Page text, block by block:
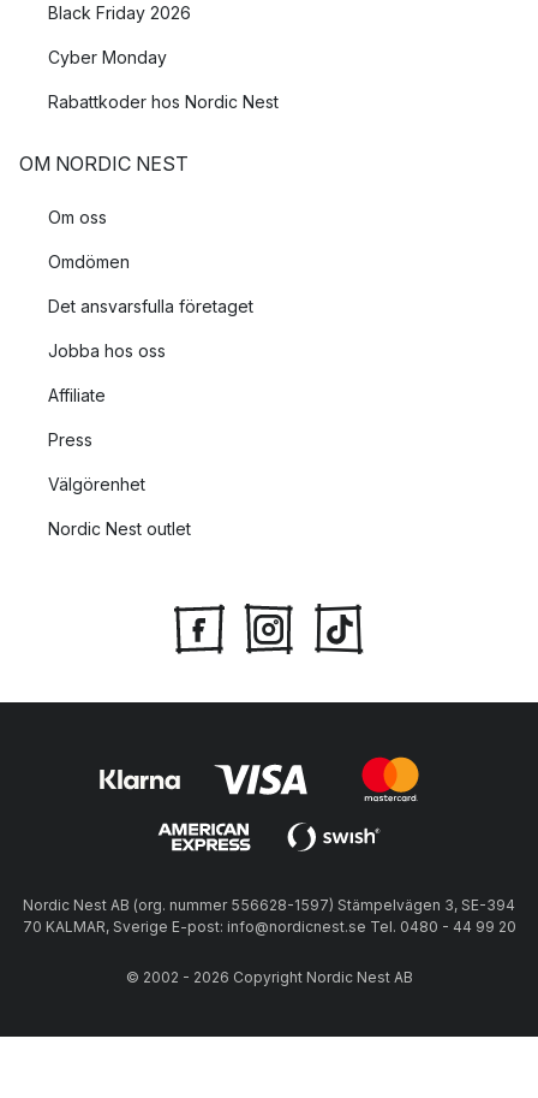
Black Friday 2026
Cyber Monday
Rabattkoder hos Nordic Nest
OM NORDIC NEST
Om oss
Omdömen
Det ansvarsfulla företaget
Jobba hos oss
Affiliate
Press
Välgörenhet
Nordic Nest outlet
Nordic Nest AB (org. nummer 556628-1597) Stämpelvägen 3, SE-394
70 KALMAR, Sverige E-post: info@nordicnest.se Tel. 0480 - 44 99 20
© 2002 - 2026 Copyright Nordic Nest AB